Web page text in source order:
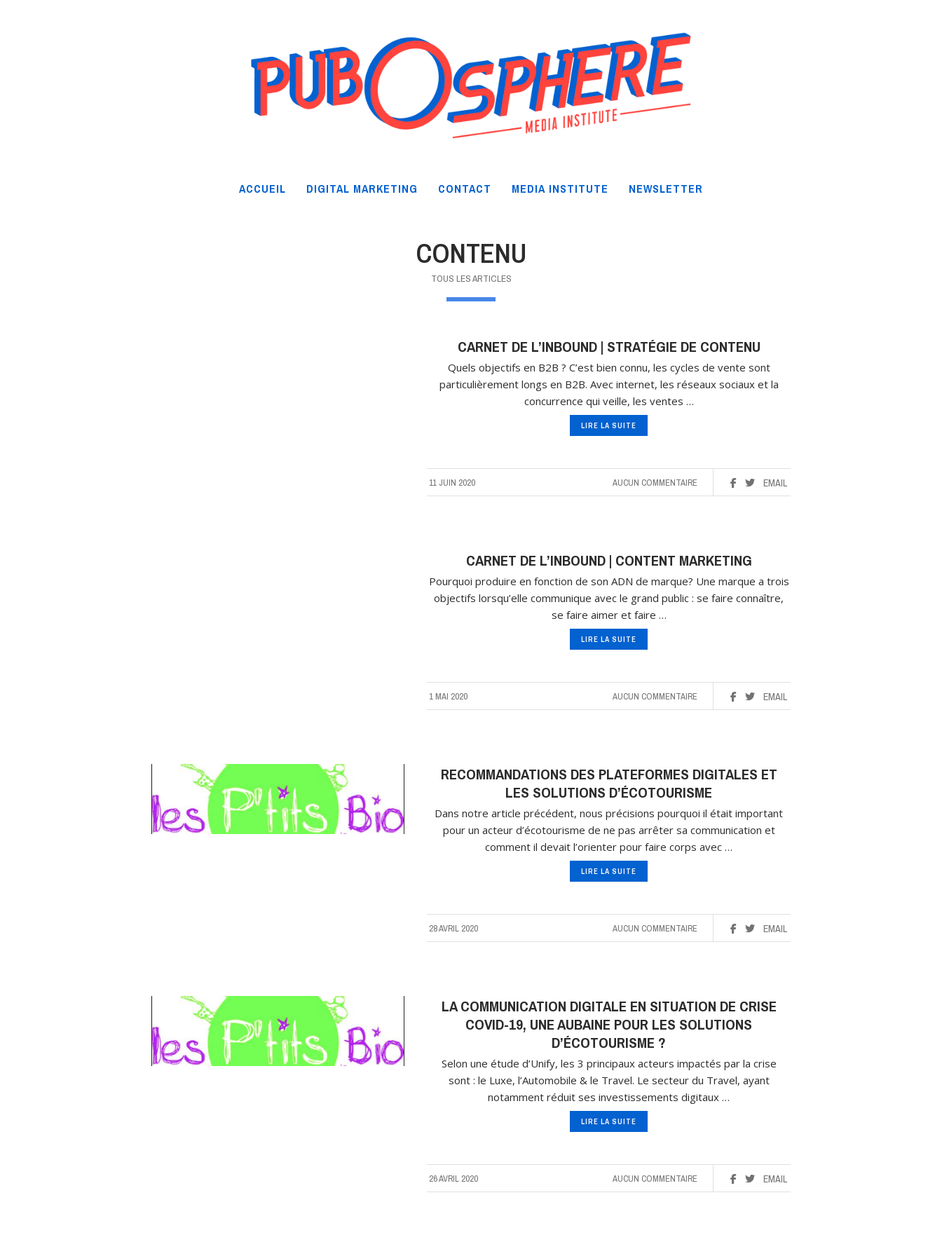
ACCUEIL DIGITAL MARKETING CONTACT MEDIA INSTITUTE NEWSLETTER
CONTENU
TOUS LES ARTICLES
CARNET DE L’INBOUND | STRATÉGIE DE CONTENU
Quels objectifs en B2B ? C’est bien connu, les cycles de vente sont
particulièrement longs en B2B. Avec internet, les réseaux sociaux et la
concurrence qui veille, les ventes …
LIRE LA SUITE
11 JUIN 2020 EMAIL
AUCUN COMMENTAIRE
CARNET DE L’INBOUND | CONTENT MARKETING
Pourquoi produire en fonction de son ADN de marque? Une marque a trois
objectifs lorsqu’elle communique avec le grand public : se faire connaître,
se faire aimer et faire …
LIRE LA SUITE
1 MAI 2020 EMAIL
AUCUN COMMENTAIRE
RECOMMANDATIONS DES PLATEFORMES DIGITALES ET
LES SOLUTIONS D’ÉCOTOURISME
Dans notre article précédent, nous précisions pourquoi il était important
pour un acteur d’écotourisme de ne pas arrêter sa communication et
comment il devait l’orienter pour faire corps avec …
LIRE LA SUITE
28 AVRIL 2020 EMAIL
AUCUN COMMENTAIRE
LA COMMUNICATION DIGITALE EN SITUATION DE CRISE
COVID-19, UNE AUBAINE POUR LES SOLUTIONS
D’ÉCOTOURISME ?
Selon une étude d’Unify, les 3 principaux acteurs impactés par la crise
sont : le Luxe, l’Automobile & le Travel. Le secteur du Travel, ayant
notamment réduit ses investissements digitaux …
LIRE LA SUITE
26 AVRIL 2020 EMAIL
AUCUN COMMENTAIRE